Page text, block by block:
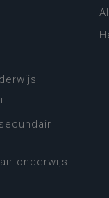
onderwijs